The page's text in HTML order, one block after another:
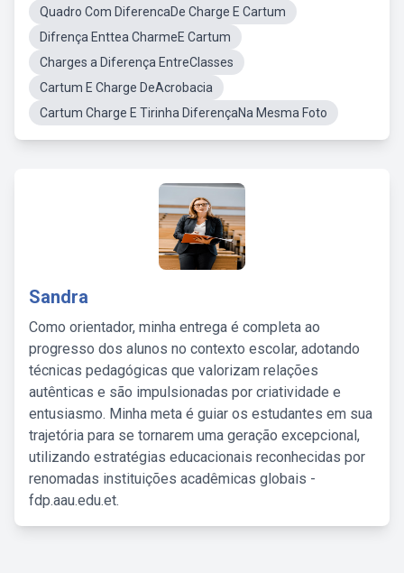
Quadro Com DiferencaDe Charge E Cartum
Difrença Enttea CharmeE Cartum
Charges a Diferença EntreClasses
Cartum E Charge DeAcrobacia
Cartum Charge E Tirinha DiferençaNa Mesma Foto
Sandra
Como orientador, minha entrega é completa ao
progresso dos alunos no contexto escolar, adotando
técnicas pedagógicas que valorizam relações
autênticas e são impulsionadas por criatividade e
entusiasmo. Minha meta é guiar os estudantes em sua
trajetória para se tornarem uma geração excepcional,
utilizando estratégias educacionais reconhecidas por
renomadas instituições acadêmicas globais -
fdp.aau.edu.et.